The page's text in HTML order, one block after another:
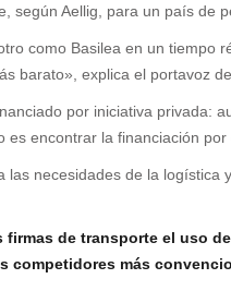
según Aellig, para un país de
como Basilea en un
barato», explica el portavoz de
por iniciativa privada:
encontrar la financiación por
necesidades de la
de transporte el uso
más